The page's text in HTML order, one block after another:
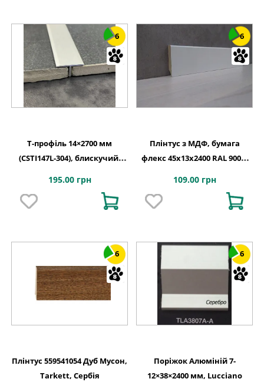
6
T-профіль 14×2700 мм
(CSTI147L-304), блискучий,
195.00 грн
6
Плінтус з МДФ, бумага
флекс 45x13x2400 RAL 9003,
109.00 грн
6
Плінтус 559541054 Дуб Мусон,
Tarkett, Сербія
6
Поріжок Алюміній 7-
12×38×2400 мм, Lucciano